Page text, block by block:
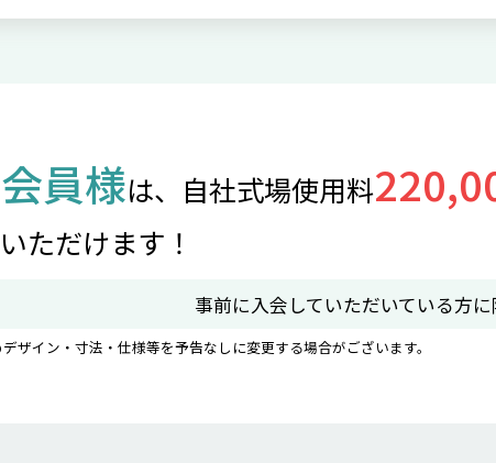
員様は、自社式場使用料
ただけます！
事前に入会していただいている方に
ザイン・寸法・仕様等を予告なしに変更する場合がございます。